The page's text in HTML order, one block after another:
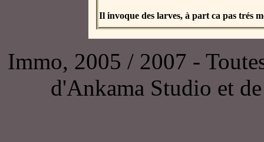
Il invoque des larves, à part ca pas trés
Immo, 2005 / 2007 -
d'Ankama Studio et